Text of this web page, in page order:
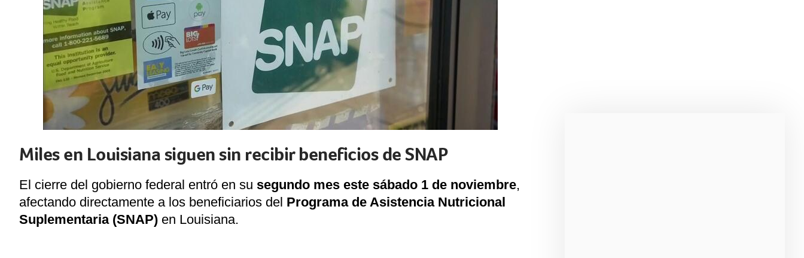
Miles en Louisiana siguen sin recibir beneficios de SNAP
El cierre del gobierno federal entró en su segundo mes este sábado 1 de noviembre,
afectando directamente a los beneficiarios del Programa de Asistencia Nutricional
Suplementaria (SNAP) en Louisiana.